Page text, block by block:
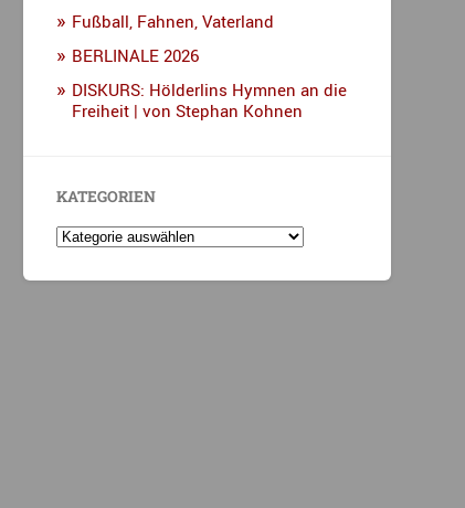
Fußball, Fahnen, Vaterland
BERLINALE 2026
DISKURS: Hölderlins Hymnen an die
Freiheit | von Stephan Kohnen
KATEGORIEN